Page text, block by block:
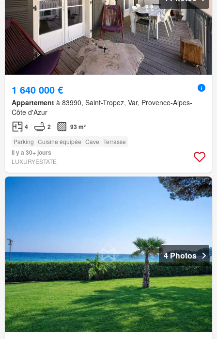
1 640 000 €
Appartement à 83990, Saint-Tropez, Var, Provence-Alpes-
Côte d'Azur
4 2 93 m²
Parking Cuisine équipée Cave Terrasse
Il y a 30+ jours
LUXURYESTATE
4 Photos